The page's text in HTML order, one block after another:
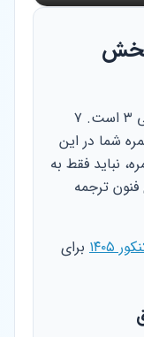
بخش
بخش ترجمه قلب تپنده امتحان عربی ۳ است. ۷
یعنی ۳۵ درصد نمره شما در این
نباید فقط به
ترجمه
۱۴۰۵
برای